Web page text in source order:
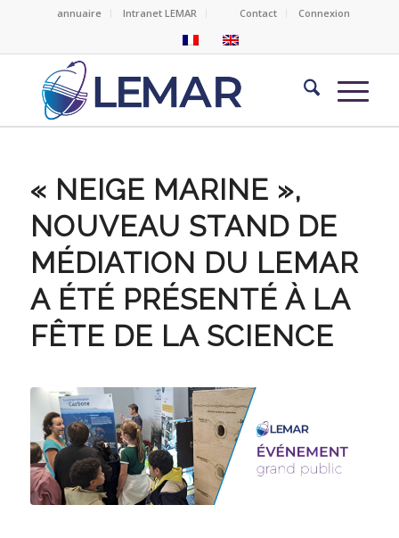
annuaire Intranet LEMAR Contact Connexion
« NEIGE MARINE »,
NOUVEAU STAND DE
MÉDIATION DU LEMAR
A ÉTÉ PRÉSENTÉ À LA
FÊTE DE LA SCIENCE